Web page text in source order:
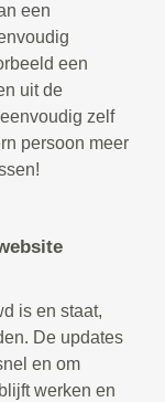
een
een
uit de
zelf
persoon meer
is en staat,
De updates
en om
werken en